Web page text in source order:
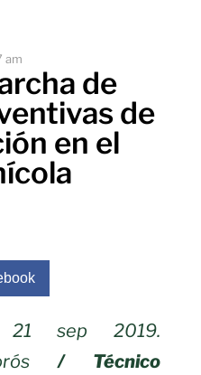
am
de
de
en el
21 sep 2019.
/ Técnico